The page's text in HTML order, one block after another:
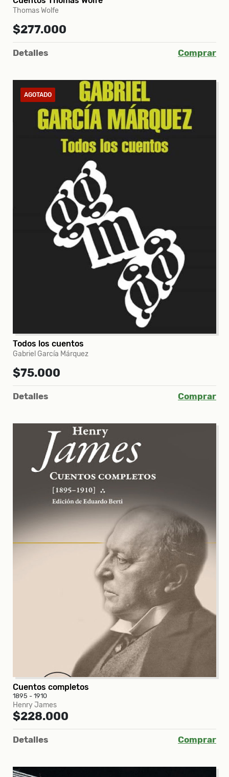
Thomas Wolfe
$277.000
Detalles Comprar
AGOTADO
Todos los cuentos
Gabriel García Márquez
$75.000
Detalles Comprar
Cuentos completos
1895 - 1910
Henry James
$228.000
Detalles Comprar